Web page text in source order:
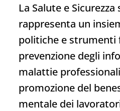
La Salute e Sicurezza
rappresenta un
politiche e strumenti
prevenzione degli
malattie
promozione del
mentale dei